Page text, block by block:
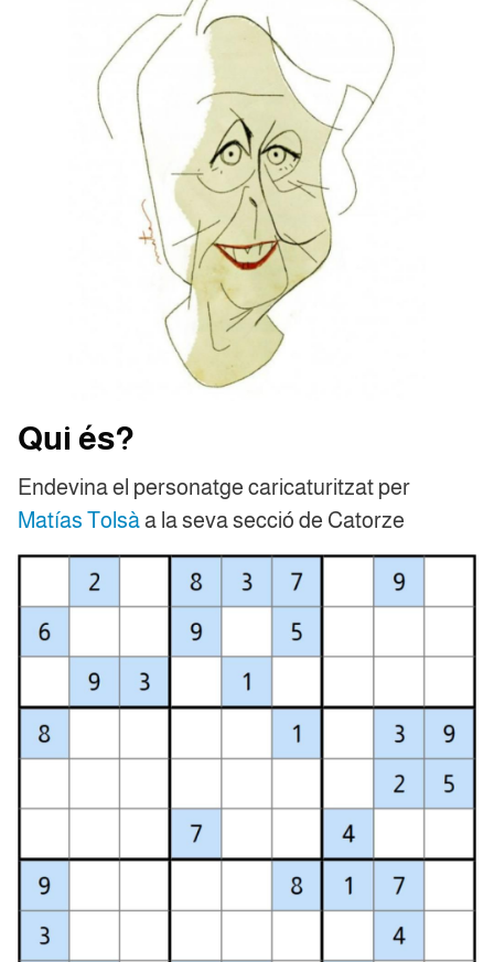
Qui és?
Endevina el personatge caricaturitzat per
Matías Tolsàa la seva secció de Catorze